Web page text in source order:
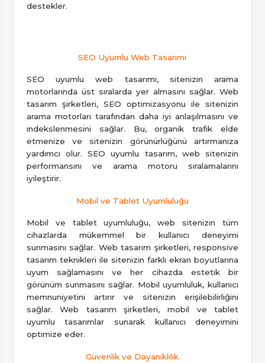
destekler.
SEO Uyumlu Web Tasarımı
SEO uyumlu web tasarımı, sitenizin arama
motorlarında üst sıralarda yer almasını sağlar. Web
tasarım şirketleri, SEO optimizasyonu ile sitenizin
arama motorları tarafından daha iyi anlaşılmasını ve
indekslenmesini sağlar. Bu, organik trafik elde
etmenize ve sitenizin görünürlüğünü artırmanıza
yardımcı olur. SEO uyumlu tasarım, web sitenizin
performansını ve arama motoru sıralamalarını
iyileştirir.
Mobil ve Tablet Uyumluluğu
Mobil ve tablet uyumluluğu, web sitenizin tüm
cihazlarda mükemmel bir kullanıcı deneyimi
sunmasını sağlar. Web tasarım şirketleri, responsive
tasarım teknikleri ile sitenizin farklı ekran boyutlarına
uyum sağlamasını ve her cihazda estetik bir
görünüm sunmasını sağlar. Mobil uyumluluk, kullanıcı
memnuniyetini artırır ve sitenizin erişilebilirliğini
sağlar. Web tasarım şirketleri, mobil ve tablet
uyumlu tasarımlar sunarak kullanıcı deneyimini
optimize eder.
Güvenlik ve Dayanıklılık